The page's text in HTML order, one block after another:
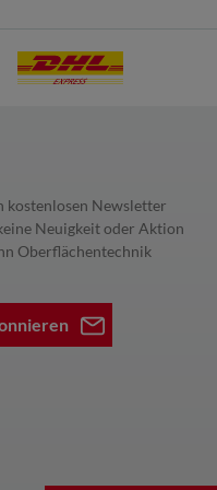
kostenlosen Newsletter
Neuigkeit oder Aktion
Oberflächentechnik